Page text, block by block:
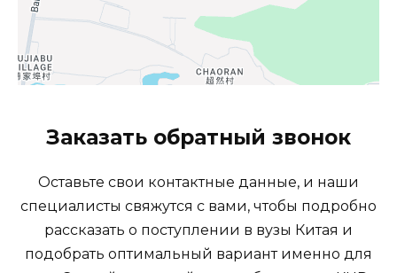
Заказать обратный звонок
Оставьте свои контактные данные, и наши
специалисты свяжутся с вами, чтобы подробно
рассказать о поступлении в вузы Китая и
подобрать оптимальный вариант именно для